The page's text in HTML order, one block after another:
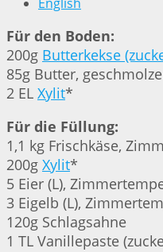
Für den Boden:
200g Butterkekse
85g Butter,
2 EL Xylit*
Für die Füllung:
1,1 kg Frischkäse,
200g Xylit*
5 Eier (L),
3 Eigelb (L),
120g Schlagsahne
1 TL Vanillepaste